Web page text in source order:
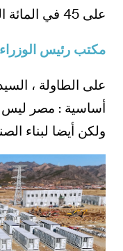
على 45 في المائة المستهدفة للطاقة المتجددة .
مكتب رئيس الوزراء
أساسية : مصر ليس
ولكن أيضا لبناء